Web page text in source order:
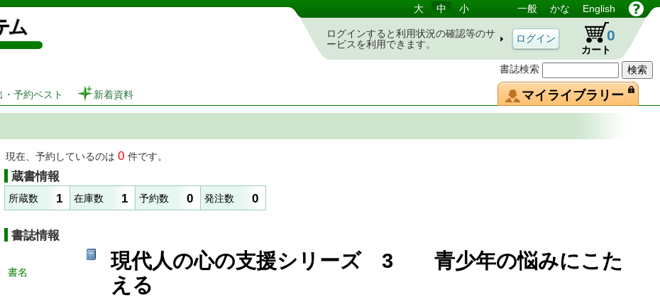
図書館 蔵書検索・予約システム
書誌検索
大 中 小 一般 かな English
ログインすると利用状況の確認等のサ
ービスを利用できます。
カート
0
・予約ベスト 新着資料 マイライブラリー
現在、予約しているのは 0 件です。
蔵書情報
所蔵数 1 在庫数 1 予約数 0 発注数 0
書誌情報
書名
現代人の心の支援シリーズ 3 青少年の悩みにこた
える